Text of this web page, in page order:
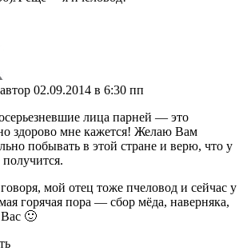
автор 02.09.2014 в 6:30 пп
лица парней — это
здорово мне кажется! Желаю Вам
побывать в этой стране и верю, что у
мой отец тоже пчеловод и сейчас у
горячая пора — сбор мёда, наверняка,
🙂